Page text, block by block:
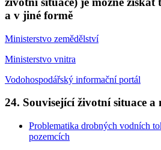
a v jiné formě
Ministerstvo zemědělství
Ministerstvo vnitra
Vodohospodářský informační portál
24. Související životní situace
Problematika drobných vodních
pozemcích